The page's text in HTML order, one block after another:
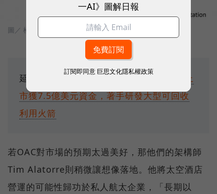
圖／ 極客公園
延伸閱讀：SpaceX新勁敵！Rocket Lab上
市獲7.5億美元資金，著手研發大型可回收
利用火箭
若OAC對市場的預期太過美好，那他們的架構師
Tim Alatorre則稍微讓想像落地。他將太空酒店
營運的可能性歸功於私人航太企業，「長期以
一AI》圖解日報
訂閱即同意 巨思文化隱私權政策